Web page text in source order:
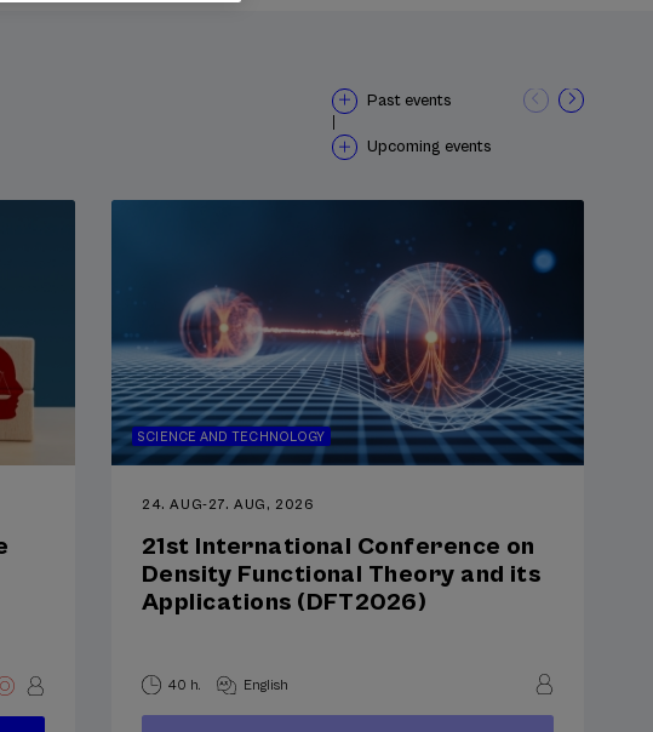
Past events
Upcoming events
SCIENCE AND TECHNOLOGY
24. AUG-27. AUG, 2026
21st International Conference on
Density Functional Theory and its
Applications (DFT2026)
40 h. English